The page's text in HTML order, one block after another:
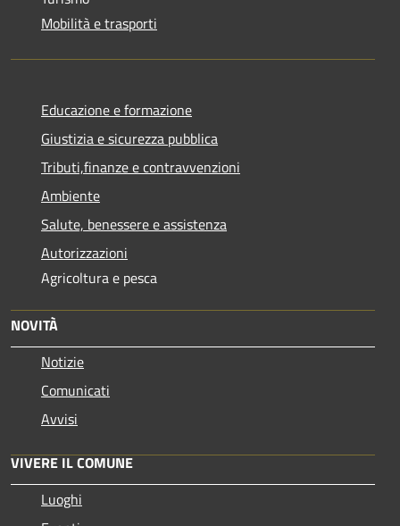
Mobilità e trasporti
Educazione e formazione
Giustizia e sicurezza pubblica
Tributi,finanze e contravvenzioni
Ambiente
Salute, benessere e assistenza
Autorizzazioni
Agricoltura e pesca
NOVITÀ
Notizie
Comunicati
Avvisi
VIVERE IL COMUNE
Luoghi